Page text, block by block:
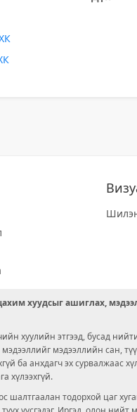
хуудсыг ашиглах,
хуулийн этгээд, бусад
мэдээллийн сан,
ба анхдагч эх сурвалжаас
хүлээхгүй.
тодорхой цаг